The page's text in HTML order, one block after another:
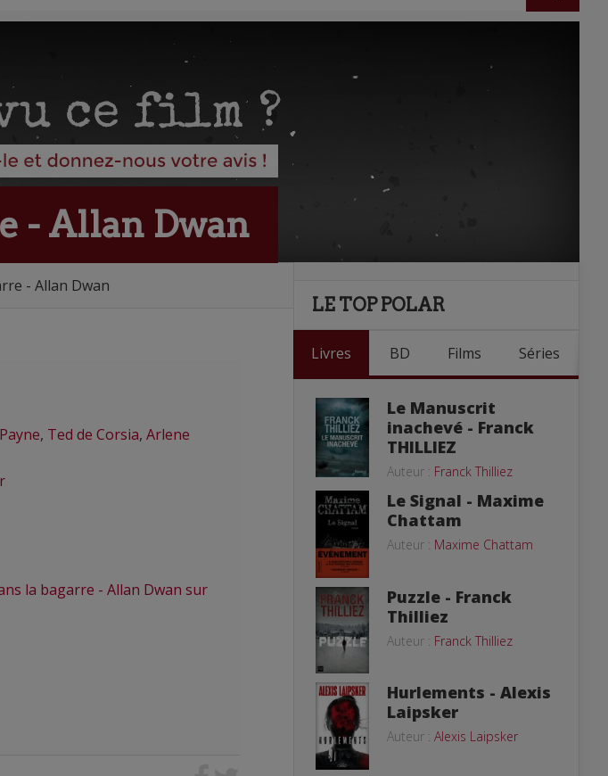
- Allan Dwan
- Allan Dwan
, Ted de Corsia, Arlene
la bagarre - Allan Dwan sur
LE TOP POLAR
Livres BD Films Séries
Le Manuscrit
inachevé - Franck
THILLIEZ
Auteur : Franck Thilliez
Le Signal - Maxime
Chattam
Auteur : Maxime Chattam
Puzzle - Franck
Thilliez
Auteur : Franck Thilliez
Hurlements - Alexis
Laipsker
Auteur : Alexis Laipsker